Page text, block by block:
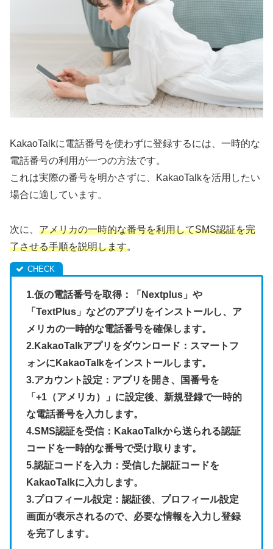
KakaoTalkに電話番号を使わずに登録するには、一時的な
電話番号の利用が一つの方法です。
これは実際の番号を明かさずに、KakaoTalkを活用したい
場合に適しています。
次に、 アメリカの一時的な番号を利用してSMS認証を完
了させる手順を説明します。
1.仮の電話番号を取得：「Nextplus」や
「TextPlus」などのアプリをインストールし、ア
メリカの一時的な電話番号を確保します。
2.KakaoTalkアプリをダウンロード：スマートフ
ォンにKakaoTalkをインストールします。
3.アカウント設定：アプリを開き、国番号を
「+1（アメリカ）」に設定後、新規登録で一時的
な電話番号を入力します。
4.SMS認証を受信：KakaoTalkから送られる認証
コードを一時的な番号で受け取ります。
5.認証コードを入力：受信した認証コードを
KakaoTalkに入力します。
3.プロフィール設定：認証後、プロフィール設定
画面が表示されるので、必要な情報を入力し登録
を完了します。